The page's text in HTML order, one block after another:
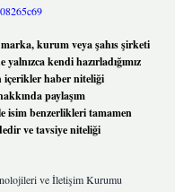
kurum veya şahıs şirketi
kendi hazırladığımız
içerikler haber niteliği
paylaşım
isim benzerlikleri tamamen
ve tavsiye niteliği
ve İletişim Kurumu